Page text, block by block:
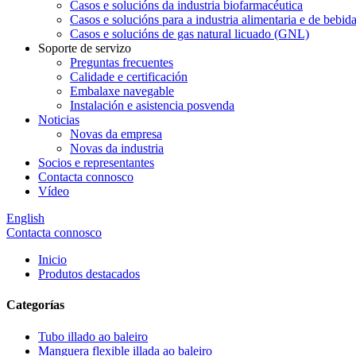
Casos e solucións da industria biofarmacéutica
Casos e solucións para a industria alimentaria e de
Casos e solucións de gas natural licuado (GNL)
Soporte de servizo
Preguntas frecuentes
Calidade e certificación
Embalaxe navegable
Instalación e asistencia posvenda
Noticias
Novas da empresa
Novas da industria
Socios e representantes
Contacta connosco
Vídeo
English
Contacta connosco
Inicio
Produtos destacados
Categorías
Tubo illado ao baleiro
Manguera flexible illada ao baleiro